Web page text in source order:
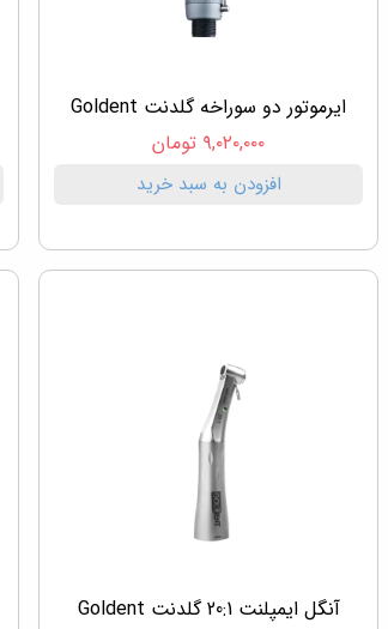
ایرموتور دو سوراخه گلدنت Goldent
۹,۰۲۰,۰۰۰ تومان
افزودن به سبد خرید
آنگل ایمپلنت 20:1 گلدنت Goldent